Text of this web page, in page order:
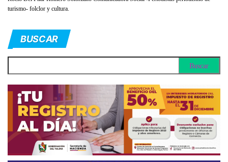
turismo- folclor y cultura.
BUSCAR